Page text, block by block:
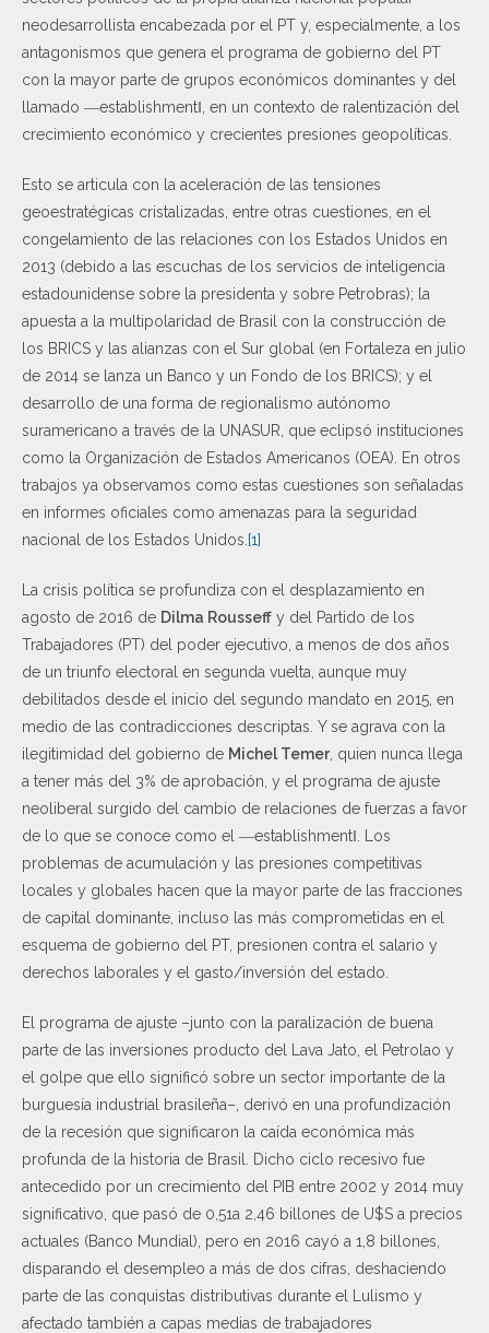
neodesarrollista encabezada por el PT y, especialmente, a los
antagonismos que genera el programa de gobierno del PT
con la mayor parte de grupos económicos dominantes y del
llamado ―establishment‖, en un contexto de ralentización del
crecimiento económico y crecientes presiones geopolíticas.
Esto se articula con la aceleración de las tensiones
geoestratégicas cristalizadas, entre otras cuestiones, en el
congelamiento de las relaciones con los Estados Unidos en
2013 (debido a las escuchas de los servicios de inteligencia
estadounidense sobre la presidenta y sobre Petrobras); la
apuesta a la multipolaridad de Brasil con la construcción de
los BRICS y las alianzas con el Sur global (en Fortaleza en julio
de 2014 se lanza un Banco y un Fondo de los BRICS); y el
desarrollo de una forma de regionalismo autónomo
suramericano a través de la UNASUR, que eclipsó instituciones
como la Organización de Estados Americanos (OEA). En otros
trabajos ya observamos como estas cuestiones son señaladas
en informes oficiales como amenazas para la seguridad
nacional de los Estados Unidos. [1]
La crisis política se profundiza con el desplazamiento en
agosto de 2016 de Dilma Rousseff y del Partido de los
Trabajadores (PT) del poder ejecutivo, a menos de dos años
de un triunfo electoral en segunda vuelta, aunque muy
debilitados desde el inicio del segundo mandato en 2015, en
medio de las contradicciones descriptas. Y se agrava con la
ilegitimidad del gobierno de Michel Temer, quien nunca llega
a tener más del 3% de aprobación, y el programa de ajuste
neoliberal surgido del cambio de relaciones de fuerzas a favor
de lo que se conoce como el ―establishment‖. Los
problemas de acumulación y las presiones competitivas
locales y globales hacen que la mayor parte de las fracciones
de capital dominante, incluso las más comprometidas en el
esquema de gobierno del PT, presionen contra el salario y
derechos laborales y el gasto/inversión del estado.
El programa de ajuste –junto con la paralización de buena
parte de las inversiones producto del Lava Jato, el Petrolao y
el golpe que ello significó sobre un sector importante de la
burguesía industrial brasileña–, derivó en una profundización
de la recesión que significaron la caída económica más
profunda de la historia de Brasil. Dicho ciclo recesivo fue
antecedido por un crecimiento del PIB entre 2002 y 2014 muy
significativo, que pasó de 0,51a 2,46 billones de U$S a precios
actuales (Banco Mundial), pero en 2016 cayó a 1,8 billones,
disparando el desempleo a más de dos cifras, deshaciendo
parte de las conquistas distributivas durante el Lulismo y
afectado también a capas medias de trabajadores